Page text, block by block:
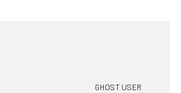
GHOST USER